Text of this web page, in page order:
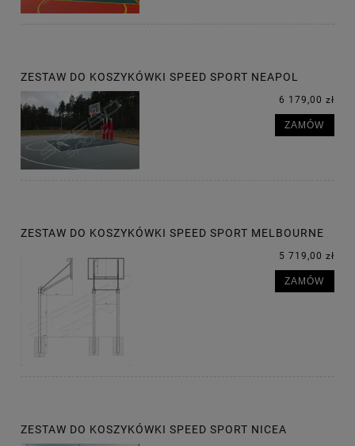
ZESTAW DO KOSZYKÓWKI SPEED SPORT NEAPOL
6 179,00 zł
ZAMÓW
ZESTAW DO KOSZYKÓWKI SPEED SPORT MELBOURNE
5 719,00 zł
ZAMÓW
ZESTAW DO KOSZYKÓWKI SPEED SPORT NICEA